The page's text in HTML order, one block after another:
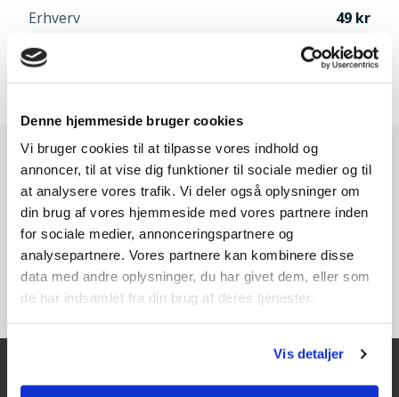
Denne hjemmeside bruger cookies
Vi bruger cookies til at tilpasse vores indhold og
annoncer, til at vise dig funktioner til sociale medier og til
at analysere vores trafik. Vi deler også oplysninger om
din brug af vores hjemmeside med vores partnere inden
for sociale medier, annonceringspartnere og
analysepartnere. Vores partnere kan kombinere disse
data med andre oplysninger, du har givet dem, eller som
de har indsamlet fra din brug af deres tjenester.
Vis detaljer
Erhverv
49
Afhentning i Odense
Gratis
Speditør vælges når du går til betaling